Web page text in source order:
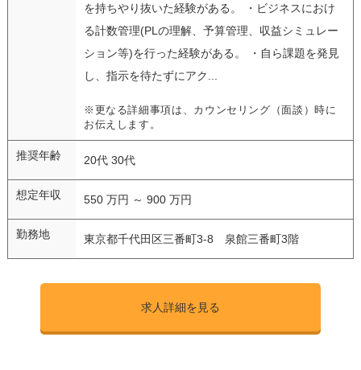
を持ちやり抜いた経験がある。 ・ビジネスにおけ
る計数管理(PLの理解、予算管理、収益シミュレー
ション等)を行った経験がある。 ・自ら課題を発見
し、指示を待たずにアク...
※更なる詳細事項は、カウンセリング（面談）時に
お伝えします。
推奨年齢 20代 30代
想定年収 550 万円 ～ 900 万円
勤務地 東京都千代田区三番町3-8 泉館三番町3階
求人詳細を見る